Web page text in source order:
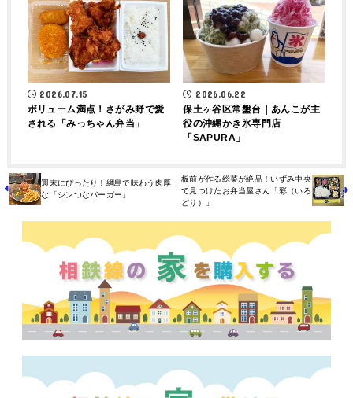
2026.07.15
ボリューム満点！さがみ野で愛
される「みっちゃん弁当」
2026.06.22
保土ヶ谷区常盤台｜あんこが主
役の沖縄かき氷専門店
「SAPURA」
週末にぴったり！綱島で味わう肉厚
な「シンつなバーガー」
板前が作る総菜が絶品！いずみ中央
で見つけたお弁当屋さん「彩（いろ
どり）」